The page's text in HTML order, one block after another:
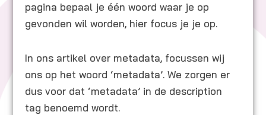
pagina bepaal je één woord waar je op
gevonden wil worden, hier focus je je op.
In ons artikel over metadata, focussen wij
ons op het woord ‘metadata’. We zorgen er
dus voor dat ‘metadata’ in de description
tag benoemd wordt.